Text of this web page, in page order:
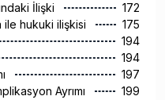
İlişki
172
ile hukuki ilişkisi
175
194
194
197
Ayrımı
199